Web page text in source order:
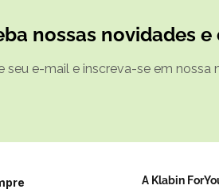
nossas novidades
seu e-mail e inscreva-se em nossa
A Klabin